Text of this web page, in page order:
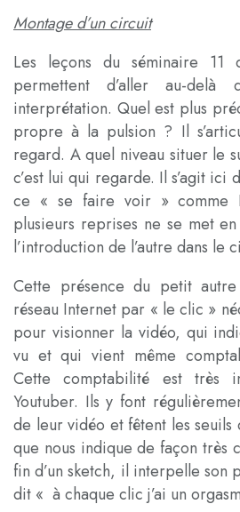
Montage d’un circuit
Les leçons du séminaire 11
permettent d’aller au-
interprétation. Quel est plus
propre à la pulsion ? Il
regard. A quel niveau situer le
c’est lui qui regarde. Il s’agit ici
ce « se faire voir » comme
plusieurs reprises ne se met
l’introduction de l’autre dans le
Cette présence du petit
réseau Internet par « le clic »
pour visionner la vidéo, qui
vu et qui vient même
Cette comptabilité est très
Youtuber. Ils y font
de leur vidéo et fêtent les seuils
que nous indique de façon très
fin d’un sketch, il interpelle
dit « à chaque clic j’ai un